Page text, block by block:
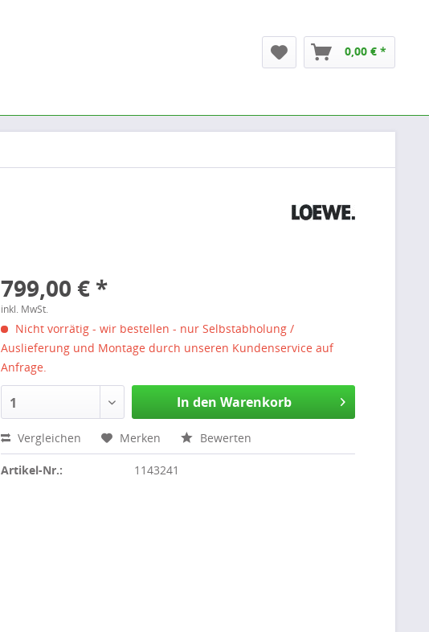
0,00 € *
799,00 € *
inkl. MwSt.
Nicht vorrätig - wir bestellen - nur Selbstabholung /
Auslieferung und Montage durch unseren Kundenservice auf
Anfrage.
1 In den Warenkorb
Vergleichen Merken Bewerten
Artikel-Nr.: 1143241